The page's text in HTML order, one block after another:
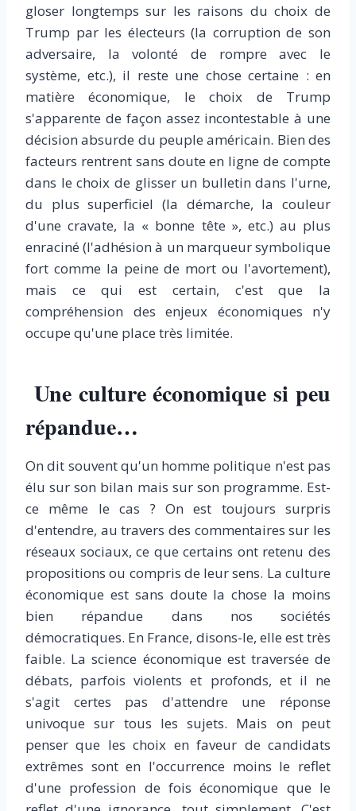
gloser longtemps sur les raisons du choix de
Trump par les électeurs (la corruption de son
adversaire, la volonté de rompre avec le
système, etc.), il reste une chose certaine : en
matière économique, le choix de Trump
s'apparente de façon assez incontestable à une
décision absurde du peuple américain. Bien des
facteurs rentrent sans doute en ligne de compte
dans le choix de glisser un bulletin dans l'urne,
du plus superficiel (la démarche, la couleur
d'une cravate, la « bonne tête », etc.) au plus
enraciné (l'adhésion à un marqueur symbolique
fort comme la peine de mort ou l'avortement),
mais ce qui est certain, c'est que la
compréhension des enjeux économiques n'y
occupe qu'une place très limitée.
Une culture économique si peu
répandue…
On dit souvent qu'un homme politique n'est pas
élu sur son bilan mais sur son programme. Est-
ce même le cas ? On est toujours surpris
d'entendre, au travers des commentaires sur les
réseaux sociaux, ce que certains ont retenu des
propositions ou compris de leur sens. La culture
économique est sans doute la chose la moins
bien répandue dans nos sociétés
démocratiques. En France, disons-le, elle est très
faible. La science économique est traversée de
débats, parfois violents et profonds, et il ne
s'agit certes pas d'attendre une réponse
univoque sur tous les sujets. Mais on peut
penser que les choix en faveur de candidats
extrêmes sont en l'occurrence moins le reflet
d'une profession de fois économique que le